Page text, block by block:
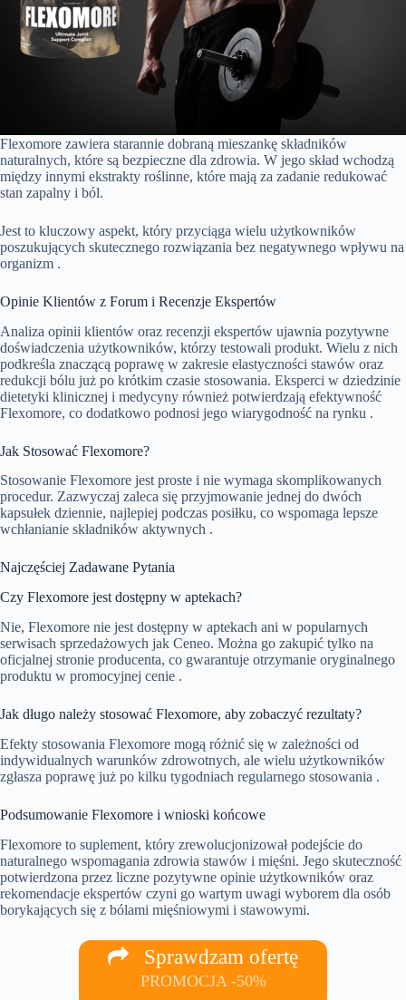
Flexomore zawiera starannie dobraną mieszankę składników
naturalnych, które są bezpieczne dla zdrowia. W jego skład wchodzą
między innymi ekstrakty roślinne, które mają za zadanie redukować
stan zapalny i ból.
Jest to kluczowy aspekt, który przyciąga wielu użytkowników
poszukujących skutecznego rozwiązania bez negatywnego wpływu na
organizm .
Opinie Klientów z Forum i Recenzje Ekspertów
Analiza opinii klientów oraz recenzji ekspertów ujawnia pozytywne
doświadczenia użytkowników, którzy testowali produkt. Wielu z nich
podkreśla znaczącą poprawę w zakresie elastyczności stawów oraz
redukcji bólu już po krótkim czasie stosowania. Eksperci w dziedzinie
dietetyki klinicznej i medycyny również potwierdzają efektywność
Flexomore, co dodatkowo podnosi jego wiarygodność na rynku .
Jak Stosować Flexomore?
Stosowanie Flexomore jest proste i nie wymaga skomplikowanych
procedur. Zazwyczaj zaleca się przyjmowanie jednej do dwóch
kapsułek dziennie, najlepiej podczas posiłku, co wspomaga lepsze
wchłanianie składników aktywnych .
Najczęściej Zadawane Pytania
Czy Flexomore jest dostępny w aptekach?
Nie, Flexomore nie jest dostępny w aptekach ani w popularnych
serwisach sprzedażowych jak Ceneo. Można go zakupić tylko na
oficjalnej stronie producenta, co gwarantuje otrzymanie oryginalnego
produktu w promocyjnej cenie .
Jak długo należy stosować Flexomore, aby zobaczyć rezultaty?
Efekty stosowania Flexomore mogą różnić się w zależności od
indywidualnych warunków zdrowotnych, ale wielu użytkowników
zgłasza poprawę już po kilku tygodniach regularnego stosowania .
Podsumowanie Flexomore i wnioski końcowe
Flexomore to suplement, który zrewolucjonizował podejście do
naturalnego wspomagania zdrowia stawów i mięśni. Jego skuteczność
potwierdzona przez liczne pozytywne opinie użytkowników oraz
rekomendacje ekspertów czyni go wartym uwagi wyborem dla osób
borykających się z bólami mięśniowymi i stawowymi.
Sprawdzam ofertę
PROMOCJA -50%